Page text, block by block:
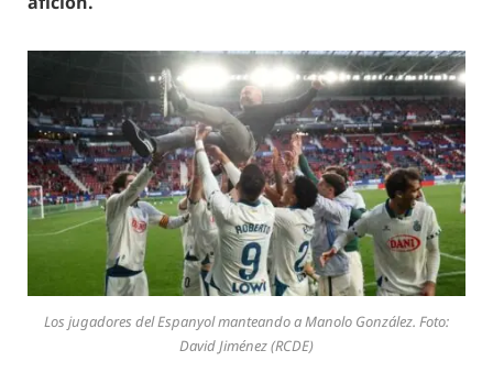
Los jugadores del Espanyol manteando a Manolo González. Foto:
David Jiménez (RCDE)